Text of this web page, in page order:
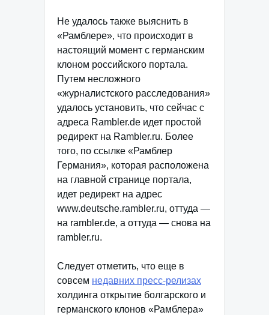
Не удалось также выяснить в
«Рамблере», что происходит в
настоящий момент с германским
клоном российского портала.
Путем несложного
«журналистского расследования»
удалось установить, что сейчас с
адреса Rambler.de идет простой
редирект на Rambler.ru. Более
того, по ссылке «Рамблер
Германия», которая расположена
на главной странице портала,
идет редирект на адрес
www.deutsche.rambler.ru, оттуда —
на rambler.de, а оттуда — снова на
rambler.ru.
Следует отметить, что еще в
совсем недавних пресс-релизах
холдинга открытие болгарского и
германского клонов «Рамблера»